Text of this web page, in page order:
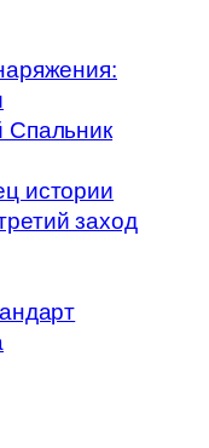
Спальник
истории
заход